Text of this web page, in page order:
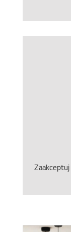
Zaakceptuj